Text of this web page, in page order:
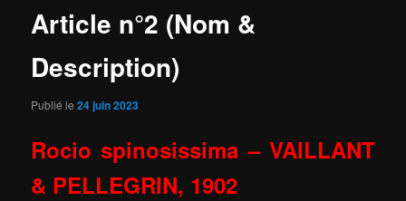
Article n°2 (Nom &
Description)
Publié le24 juin 2023
Rocio spinosissima – VAILLANT
& PELLEGRIN, 1902